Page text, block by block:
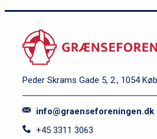
Peder Skrams Gade 5, 2., 1054
info@graenseforeningen.dk
+45 3311 3063